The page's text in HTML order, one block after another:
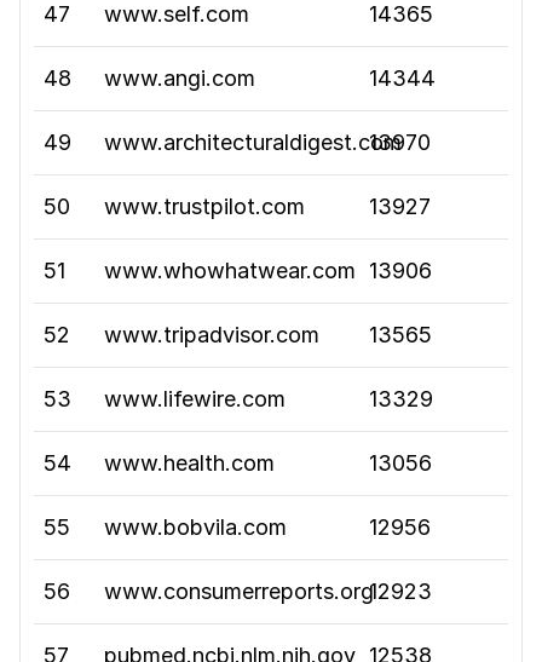
47 www.self.com 14365
48 www.angi.com 14344
49 www.architecturaldigest.com13970
50 www.trustpilot.com 13927
51 www.whowhatwear.com 13906
52 www.tripadvisor.com 13565
53 www.lifewire.com 13329
54 www.health.com 13056
55 www.bobvila.com 12956
56 www.consumerreports.org12923
57 pubmed.ncbi.nlm.nih.gov 12538